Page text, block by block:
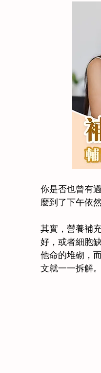
你是否也曾有
麼到了下午依
其實，營養補
好，或者細胞
他命的堆砌，
文就一一拆解。